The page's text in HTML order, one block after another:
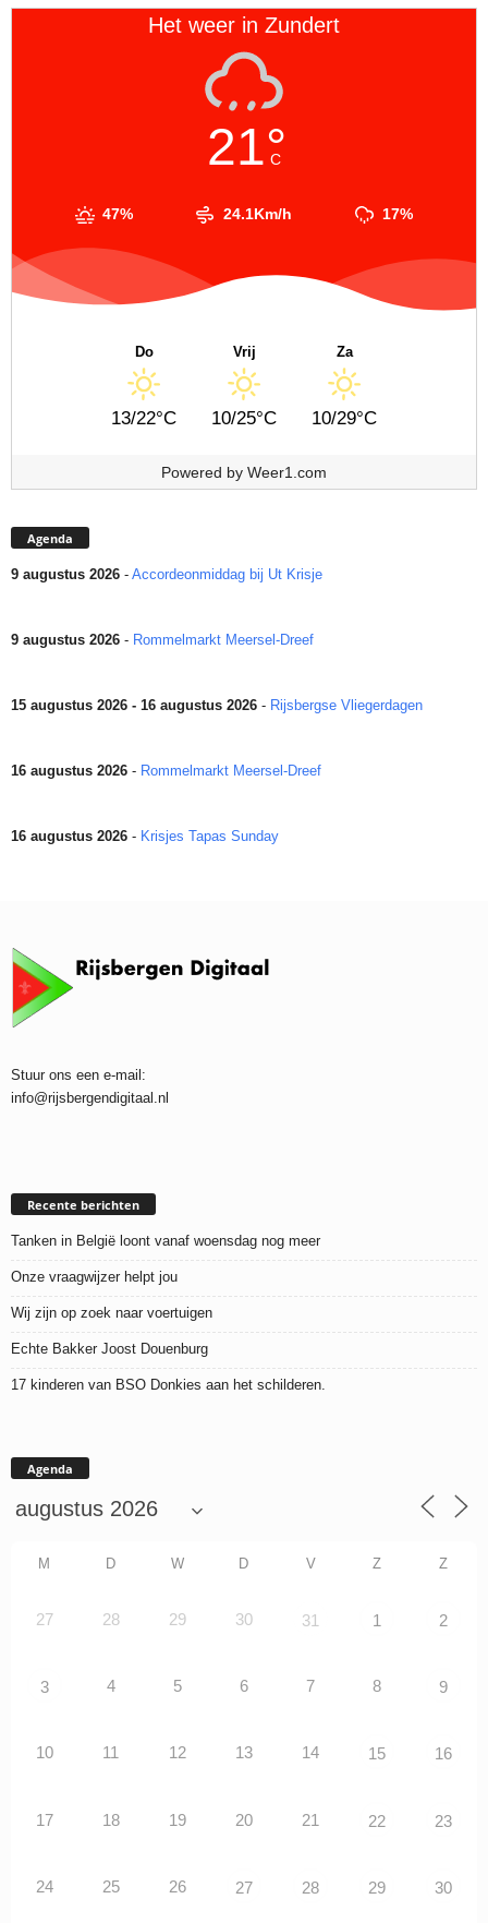
Het weer in Zundert
21°
C
47% 24.1Km/h 17%
Do
13/22°C
Vrij
10/25°C
Za
10/29°C
Powered by Weer1.com
Agenda
9 augustus 2026 - Accordeonmiddag bij Ut Krisje
9 augustus 2026 - Rommelmarkt Meersel-Dreef
15 augustus 2026 - 16 augustus 2026 - Rijsbergse Vliegerdagen
16 augustus 2026 - Rommelmarkt Meersel-Dreef
16 augustus 2026 - Krisjes Tapas Sunday
Stuur ons een e-mail:
info@rijsbergendigitaal.nl
Recente berichten
Tanken in België loont vanaf woensdag nog meer
Onze vraagwijzer helpt jou
Wij zijn op zoek naar voertuigen
Echte Bakker Joost Douenburg
17 kinderen van BSO Donkies aan het schilderen.
Agenda
M D W D V Z Z
27 28 29 30 31 1 2
3 4 5 6 7 8 9
10 11 12 13 14 15 16
17 18 19 20 21 22 23
24 25 26 27 28 29 30